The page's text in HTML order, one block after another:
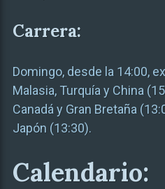
Carrera:
Domingo, desde la 14:00,
Malasia, Turquía y China
Canadá y Gran Bretaña
Japón (13:30).
Calendario: